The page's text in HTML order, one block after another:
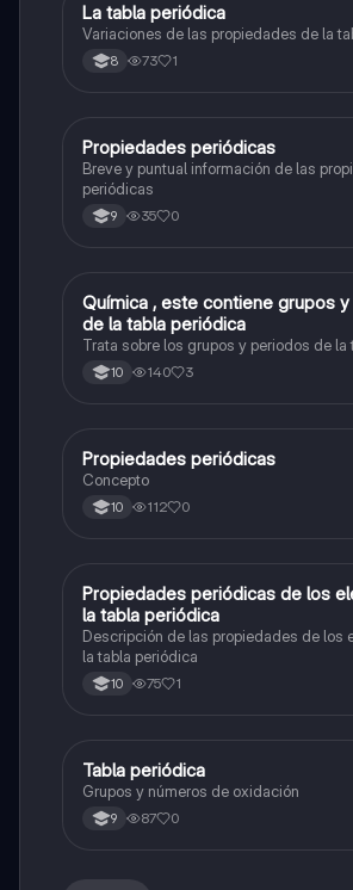
Química
La tabla periódica
Variaciones de las propiedades de la
8 73 1
Química
Propiedades periódicas
Breve y puntual información de las
periódicas
9 35 0
Química
Química , este contiene grupos
de la tabla periódica
Trata sobre los grupos y periodos de la
10 140 3
Química
Propiedades periódicas
Concepto
10 112 0
Química
Propiedades periódicas de los
la tabla periódica
Descripción de las propiedades de los
la tabla periódica
10 75 1
Química
Tabla periódica
Grupos y números de oxidación
9 87 0